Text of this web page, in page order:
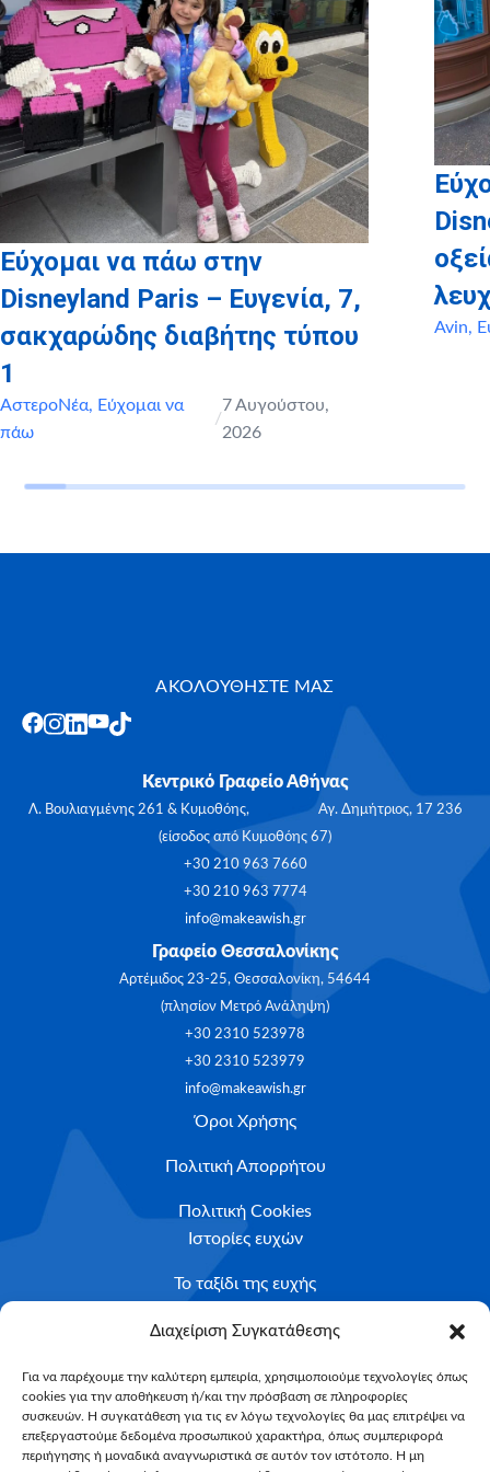
Διαχείριση Συγκατάθεσης
Για να παρέχουμε την καλύτερη εμπειρία, χρησιμοποιούμε τεχνολογίες όπως
cookies για την αποθήκευση ή/και την πρόσβαση σε πληροφορίες
συσκευών. Η συγκατάθεση για τις εν λόγω τεχνολογίες θα μας επιτρέψει να
επεξεργαστούμε δεδομένα προσωπικού χαρακτήρα, όπως συμπεριφορά
περιήγησης ή μοναδικά αναγνωριστικά σε αυτόν τον ιστότοπο. Η μη
Εύχομαι να πάω στην
Disneyland Paris – Ευγενία, 7,
σακχαρώδης διαβήτης τύπου
1
ΑστεροΝέα, Εύχομαι να
πάω
/
7 Αυγούστου,
2026
Avin,
ΑΚΟΛΟΥΘΗΣΤΕ ΜΑΣ
Κεντρικό Γραφείο Αθήνας
Λ. Βουλιαγμένης 261 & Κυμοθόης, Αγ. Δημήτριος, 17 236
(είσοδος από Κυμοθόης 67)
+30 210 963 7660
+30 210 963 7774
info@makeawish.gr
Γραφείο Θεσσαλονίκης
Αρτέμιδος 23-25, Θεσσαλονίκη, 54644
(πλησίον Μετρό Ανάληψη)
+30 2310 523978
+30 2310 523979
info@makeawish.gr
Όροι Χρήσης
Πολιτική Απορρήτου
Πολιτική Cookies
Ιστορίες ευχών
Το ταξίδι της ευχής
Κριτήρια Καταλληλότητας
Υποβολή Αιτήματος
NEWSLETTER
Email*